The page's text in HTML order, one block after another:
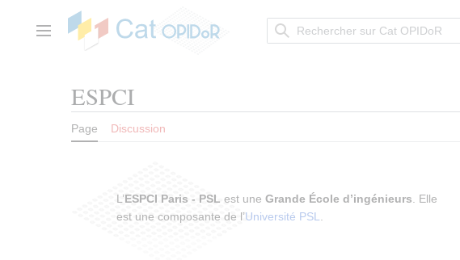
contenuMenu principal
ESPCI
Page Discussion
L’ESPCI Paris - PSL est une Grande École d’ingénieurs . Elle
est une composante de l’Université PSL